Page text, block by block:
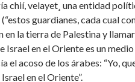
chií, velayet¸ una entidad
guardianes, cada cual
la tierra de Palestina y
en el Oriente es un
acoso de los árabes: “Yo,
en el Oriente”.